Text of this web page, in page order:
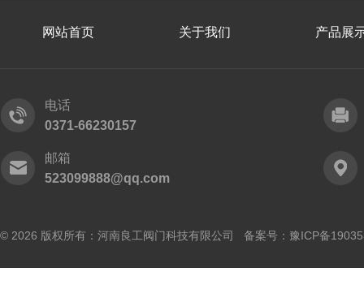
网站首页 关于我们 产品展
电话
0371-66230157
邮箱
523099888@qq.com
© 2026 版权所有：河南良工阀门科技有限公司 备案号： 豫ICP备